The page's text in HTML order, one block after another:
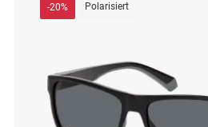
-20% Polarisiert